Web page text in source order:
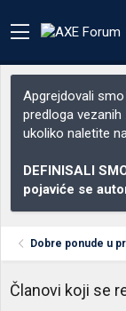
Apgrejdovali
predloga
ukoliko naletite
DEFINISALI
pojaviće se
Dobre ponude u
Članovi koji se